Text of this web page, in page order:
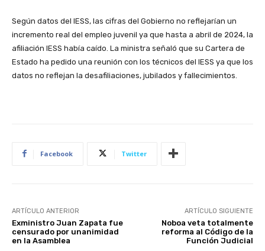
Según datos del IESS, las cifras del Gobierno no reflejarían un
incremento real del empleo juvenil ya que hasta a abril de 2024, la
afiliación IESS había caído. La ministra señaló que su Cartera de
Estado ha pedido una reunión con los técnicos del IESS ya que los
datos no reflejan la desafiliaciones, jubilados y fallecimientos.
Facebook Twitter
ARTÍCULO ANTERIOR
Exministro Juan Zapata fue
censurado por unanimidad
en la Asamblea
ARTÍCULO SIGUIENTE
Noboa veta totalmente
reforma al Código de la
Función Judicial